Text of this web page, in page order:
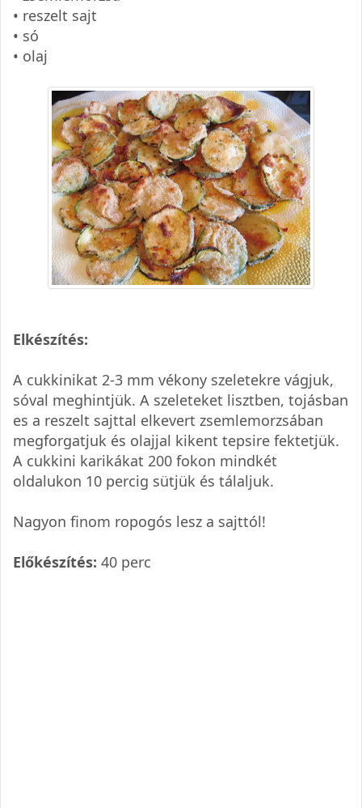
• reszelt sajt
• só
• olaj
Elkészítés:
A cukkinikat 2-3 mm vékony szeletekre vágjuk,
sóval meghintjük. A szeleteket lisztben, tojásban
es a reszelt sajttal elkevert zsemlemorzsában
megforgatjuk és olajjal kikent tepsire fektetjük.
A cukkini karikákat 200 fokon mindkét
oldalukon 10 percig sütjük és tálaljuk.
Nagyon finom ropogós lesz a sajttól!
Előkészítés: 40 perc